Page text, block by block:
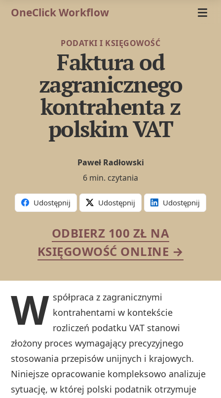
OneClick Workflow
PODATKI I KSIĘGOWOŚĆ
Faktura od
zagranicznego
kontrahenta z
polskim VAT
Paweł Radłowski
6 min. czytania
Udostępnij Udostępnij Udostępnij
ODBIERZ 100 ZŁ NA
KSIĘGOWOŚĆ ONLINE →
W spółpraca z zagranicznymi
kontrahentami w kontekście
rozliczeń podatku VAT stanowi
złożony proces wymagający precyzyjnego
stosowania przepisów unijnych i krajowych.
Niniejsze opracowanie kompleksowo analizuje
sytuację, w której polski podatnik otrzymuje